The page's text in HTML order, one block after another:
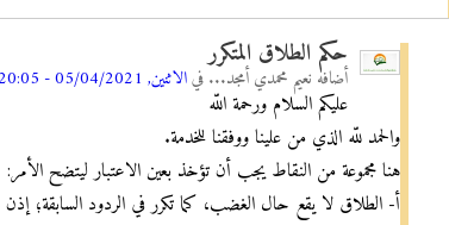
حكم الطلاق المتكرر
أضافه نعيم محمدي أمجد... فيالاثنين, 05/04/2021 - 20:05
عليكم السلام ورحمة اللّه
والحمد للّه الذي من علينا ووفقنا للخدمة.
هنا مجموعة من النقاط يجب أن تؤخذ بعين الاعتبار ليتضح الأمر:
أ- الطلاق لا يقع حال الغضب، كما تكرر في الردود السابقة؛